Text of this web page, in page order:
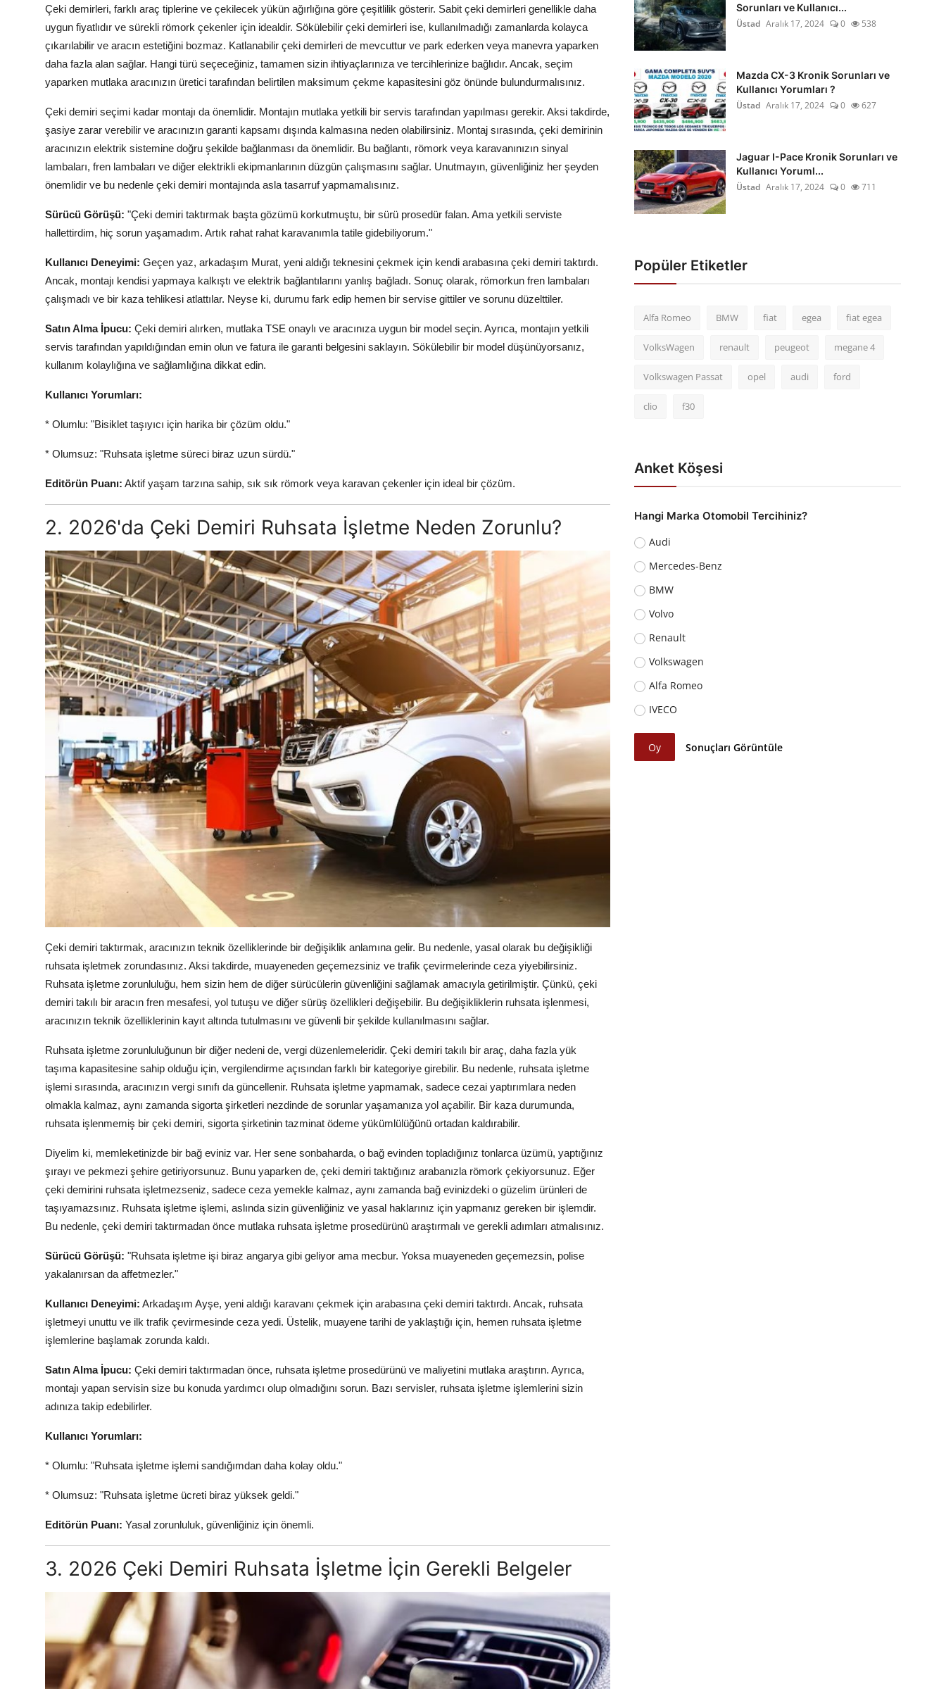
Çeki demirleri, farklı araç tiplerine ve çekilecek yükün ağırlığına göre çeşitlilik gösterir. Sabit çeki demirleri genellikle daha
uygun fiyatlıdır ve sürekli römork çekenler için idealdir. Sökülebilir çeki demirleri ise, kullanılmadığı zamanlarda kolayca
çıkarılabilir ve aracın estetiğini bozmaz. Katlanabilir çeki demirleri de mevcuttur ve park ederken veya manevra yaparken
daha fazla alan sağlar. Hangi türü seçeceğiniz, tamamen sizin ihtiyaçlarınıza ve tercihlerinize bağlıdır. Ancak, seçim
yaparken mutlaka aracınızın üretici tarafından belirtilen maksimum çekme kapasitesini göz önünde bulundurmalısınız.
Çeki demiri seçimi kadar montajı da önemlidir. Montajın mutlaka yetkili bir servis tarafından yapılması gerekir. Aksi takdirde,
şasiye zarar verebilir ve aracınızın garanti kapsamı dışında kalmasına neden olabilirsiniz. Montaj sırasında, çeki demirinin
aracınızın elektrik sistemine doğru şekilde bağlanması da önemlidir. Bu bağlantı, römork veya karavanınızın sinyal
lambaları, fren lambaları ve diğer elektrikli ekipmanlarının düzgün çalışmasını sağlar. Unutmayın, güvenliğiniz her şeyden
önemlidir ve bu nedenle çeki demiri montajında asla tasarruf yapmamalısınız.
Sürücü Görüşü: "Çeki demiri taktırmak başta gözümü korkutmuştu, bir sürü prosedür falan. Ama yetkili serviste
hallettirdim, hiç sorun yaşamadım. Artık rahat rahat karavanımla tatile gidebiliyorum."
Kullanıcı Deneyimi: Geçen yaz, arkadaşım Murat, yeni aldığı teknesini çekmek için kendi arabasına çeki demiri taktırdı.
Ancak, montajı kendisi yapmaya kalkıştı ve elektrik bağlantılarını yanlış bağladı. Sonuç olarak, römorkun fren lambaları
çalışmadı ve bir kaza tehlikesi atlattılar. Neyse ki, durumu fark edip hemen bir servise gittiler ve sorunu düzelttiler.
Satın Alma İpucu: Çeki demiri alırken, mutlaka TSE onaylı ve aracınıza uygun bir model seçin. Ayrıca, montajın yetkili
servis tarafından yapıldığından emin olun ve fatura ile garanti belgesini saklayın. Sökülebilir bir model düşünüyorsanız,
kullanım kolaylığına ve sağlamlığına dikkat edin.
Kullanıcı Yorumları:
* Olumlu: "Bisiklet taşıyıcı için harika bir çözüm oldu."
* Olumsuz: "Ruhsata işletme süreci biraz uzun sürdü."
Editörün Puanı: Aktif yaşam tarzına sahip, sık sık römork veya karavan çekenler için ideal bir çözüm.
2. 2026'da Çeki Demiri Ruhsata İşletme Neden Zorunlu?
Çeki demiri taktırmak, aracınızın teknik özelliklerinde bir değişiklik anlamına gelir. Bu nedenle, yasal olarak bu değişikliği
ruhsata işletmek zorundasınız. Aksi takdirde, muayeneden geçemezsiniz ve trafik çevirmelerinde ceza yiyebilirsiniz.
Ruhsata işletme zorunluluğu, hem sizin hem de diğer sürücülerin güvenliğini sağlamak amacıyla getirilmiştir. Çünkü, çeki
demiri takılı bir aracın fren mesafesi, yol tutuşu ve diğer sürüş özellikleri değişebilir. Bu değişikliklerin ruhsata işlenmesi,
aracınızın teknik özelliklerinin kayıt altında tutulmasını ve güvenli bir şekilde kullanılmasını sağlar.
Ruhsata işletme zorunluluğunun bir diğer nedeni de, vergi düzenlemeleridir. Çeki demiri takılı bir araç, daha fazla yük
taşıma kapasitesine sahip olduğu için, vergilendirme açısından farklı bir kategoriye girebilir. Bu nedenle, ruhsata işletme
işlemi sırasında, aracınızın vergi sınıfı da güncellenir. Ruhsata işletme yapmamak, sadece cezai yaptırımlara neden
olmakla kalmaz, aynı zamanda sigorta şirketleri nezdinde de sorunlar yaşamanıza yol açabilir. Bir kaza durumunda,
ruhsata işlenmemiş bir çeki demiri, sigorta şirketinin tazminat ödeme yükümlülüğünü ortadan kaldırabilir.
Diyelim ki, memleketinizde bir bağ eviniz var. Her sene sonbaharda, o bağ evinden topladığınız tonlarca üzümü, yaptığınız
şırayı ve pekmezi şehire getiriyorsunuz. Bunu yaparken de, çeki demiri taktığınız arabanızla römork çekiyorsunuz. Eğer
çeki demirini ruhsata işletmezseniz, sadece ceza yemekle kalmaz, aynı zamanda bağ evinizdeki o güzelim ürünleri de
taşıyamazsınız. Ruhsata işletme işlemi, aslında sizin güvenliğiniz ve yasal haklarınız için yapmanız gereken bir işlemdir.
Bu nedenle, çeki demiri taktırmadan önce mutlaka ruhsata işletme prosedürünü araştırmalı ve gerekli adımları atmalısınız.
Sürücü Görüşü: "Ruhsata işletme işi biraz angarya gibi geliyor ama mecbur. Yoksa muayeneden geçemezsin, polise
yakalanırsan da affetmezler."
Kullanıcı Deneyimi: Arkadaşım Ayşe, yeni aldığı karavanı çekmek için arabasına çeki demiri taktırdı. Ancak, ruhsata
işletmeyi unuttu ve ilk trafik çevirmesinde ceza yedi. Üstelik, muayene tarihi de yaklaştığı için, hemen ruhsata işletme
işlemlerine başlamak zorunda kaldı.
Satın Alma İpucu: Çeki demiri taktırmadan önce, ruhsata işletme prosedürünü ve maliyetini mutlaka araştırın. Ayrıca,
montajı yapan servisin size bu konuda yardımcı olup olmadığını sorun. Bazı servisler, ruhsata işletme işlemlerini sizin
adınıza takip edebilirler.
Kullanıcı Yorumları:
* Olumlu: "Ruhsata işletme işlemi sandığımdan daha kolay oldu."
* Olumsuz: "Ruhsata işletme ücreti biraz yüksek geldi."
Editörün Puanı: Yasal zorunluluk, güvenliğiniz için önemli.
3. 2026 Çeki Demiri Ruhsata İşletme İçin Gerekli Belgeler
Sorunları ve Kullanıcı...
Üstad Aralık 17, 2024 0 538
Mazda CX-3 Kronik Sorunları ve
Kullanıcı Yorumları ?
Üstad Aralık 17, 2024 0 627
Jaguar I-Pace Kronik Sorunları ve
Kullanıcı Yoruml...
Üstad Aralık 17, 2024 0 711
Popüler Etiketler
Alfa Romeo BMW fiat egea fiat egea
VolksWagen renault peugeot megane 4
Volkswagen Passat opel audi ford
clio f30
Anket Köşesi
Hangi Marka Otomobil Tercihiniz?
Audi
Mercedes-Benz
BMW
Volvo
Renault
Volkswagen
Alfa Romeo
IVECO
Oy Sonuçları Görüntüle